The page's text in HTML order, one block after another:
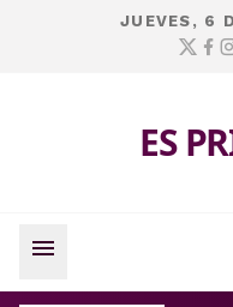
JUEVES, 6
ES
menu